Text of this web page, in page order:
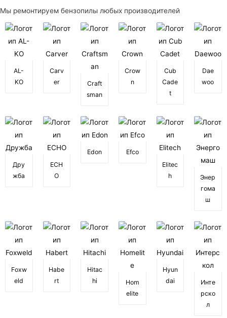
Мы ремонтируем бензопилы любых производителей
AL-
KO
Carv
er
Craft
sman
Crow
n
Cub
Cade
t
Dae
woo
Дру
жба
ECH
O
Edon
Efco
Elitec
h
Энер
гома
ш
Foxw
eld
Habe
rt
Hitac
hi
Hom
elite
Hyun
dai
Инте
рско
л